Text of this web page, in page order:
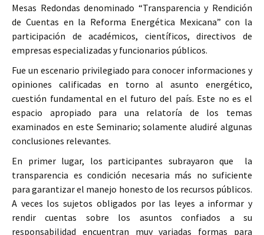
Mesas Redondas denominado “Transparencia y Rendición
de Cuentas en la Reforma Energética Mexicana” con la
participación de académicos, científicos, directivos de
empresas especializadas y funcionarios públicos.
Fue un escenario privilegiado para conocer informaciones y
opiniones calificadas en torno al asunto energético,
cuestión fundamental en el futuro del país. Este no es el
espacio apropiado para una relatoría de los temas
examinados en este Seminario; solamente aludiré algunas
conclusiones relevantes.
En primer lugar, los participantes subrayaron que la
transparencia es condición necesaria más no suficiente
para garantizar el manejo honesto de los recursos públicos.
A veces los sujetos obligados por las leyes a informar y
rendir cuentas sobre los asuntos confiados a su
responsabilidad encuentran muy variadas formas para